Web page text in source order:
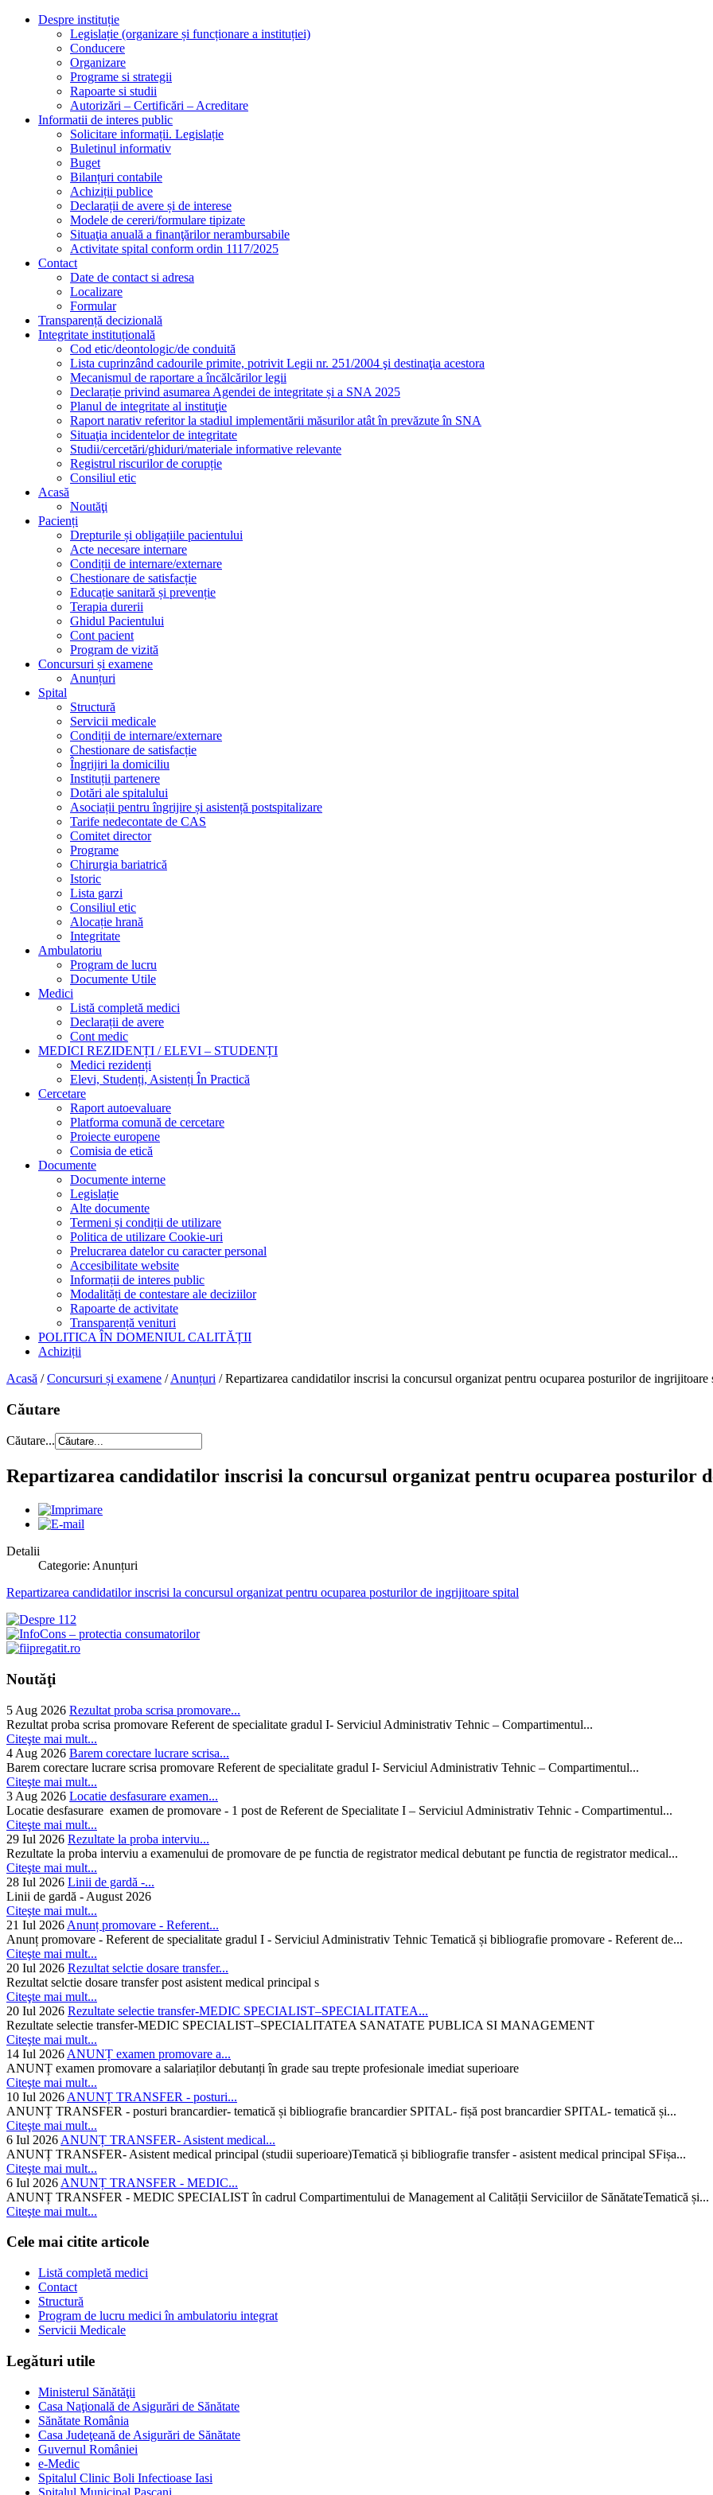
Despre instituție
Legislație (organizare și funcționare a instituției)
Conducere
Organizare
Programe si strategii
Rapoarte si studii
Autorizări – Certificări – Acreditare
Informatii de interes public
Solicitare informații. Legislație
Buletinul informativ
Buget
Bilanțuri contabile
Achiziții publice
Declarații de avere și de interese
Modele de cereri/formulare tipizate
Situaţia anuală a finanţărilor nerambursabile
Activitate spital conform ordin 1117/2025
Contact
Date de contact si adresa
Localizare
Formular
Transparență decizională
Integritate instituțională
Cod etic/deontologic/de conduită
Lista cuprinzând cadourile primite, potrivit Legii nr. 251/2004 şi destinaţia acestora
Mecanismul de raportare a încălcărilor legii
Declarație privind asumarea Agendei de integritate și a SNA 2025
Planul de integritate al instituţie
Raport narativ referitor la stadiul implementării măsurilor atât în prevăzute în SNA
Situaţia incidentelor de integritate
Studii/cercetări/ghiduri/materiale informative relevante
Registrul riscurilor de corupție
Consiliul etic
Acasă
Noutăţi
Pacienți
Drepturile și obligațiile pacientului
Acte necesare internare
Condiții de internare/externare
Chestionare de satisfacție
Educație sanitară și prevenție
Terapia durerii
Ghidul Pacientului
Cont pacient
Program de vizită
Concursuri și examene
Anunțuri
Spital
Structură
Servicii medicale
Condiții de internare/externare
Chestionare de satisfacție
Îngrijiri la domiciliu
Instituții partenere
Dotări ale spitalului
Asociații pentru îngrijire și asistență postspitalizare
Tarife nedecontate de CAS
Comitet director
Programe
Chirurgia bariatrică
Istoric
Lista garzi
Consiliul etic
Alocație hrană
Integritate
Ambulatoriu
Program de lucru
Documente Utile
Medici
Listă completă medici
Declarații de avere
Cont medic
MEDICI REZIDENȚI / ELEVI – STUDENȚI
Medici rezidenți
Elevi, Studenți, Asistenți În Practică
Cercetare
Raport autoevaluare
Platforma comună de cercetare
Proiecte europene
Comisia de etică
Documente
Documente interne
Legislație
Alte documente
Termeni și condiții de utilizare
Politica de utilizare Cookie-uri
Prelucrarea datelor cu caracter personal
Accesibilitate website
Informații de interes public
Modalități de contestare ale deciziilor
Rapoarte de activitate
Transparență venituri
POLITICA ÎN DOMENIUL CALITĂȚII
Achiziții
Acasă /Concursuri și examene /Anunțuri /Repartizarea candidatilor inscrisi la concursul organizat pentru ocuparea posturilor de ingrijitoare
Căutare
Căutare...
Repartizarea candidatilor inscrisi la concursul organizat pentru ocuparea posturilor
Detalii
Categorie: Anunțuri
Repartizarea candidatilor inscrisi la concursul organizat pentru ocuparea posturilor de ingrijitoare spital
Noutăţi
5 Aug 2026 Rezultat proba scrisa promovare...
Rezultat proba scrisa promovare Referent de specialitate gradul I- Serviciul Administrativ Tehnic – Compartimentul...
Citeşte mai mult...
4 Aug 2026 Barem corectare lucrare scrisa...
Barem corectare lucrare scrisa promovare Referent de specialitate gradul I- Serviciul Administrativ Tehnic – Compartimentul...
Citeşte mai mult...
3 Aug 2026 Locatie desfasurare examen...
Locatie desfasurare examen de promovare - 1 post de Referent de Specialitate I – Serviciul Administrativ Tehnic - Compartimentul...
Citeşte mai mult...
29 Iul 2026 Rezultate la proba interviu...
Rezultate la proba interviu a examenului de promovare de pe functia de registrator medical debutant pe functia de registrator medical...
Citeşte mai mult...
28 Iul 2026 Linii de gardă -...
Linii de gardă - August 2026
Citeşte mai mult...
21 Iul 2026 Anunț promovare - Referent...
Anunț promovare - Referent de specialitate gradul I - Serviciul Administrativ Tehnic Tematică și bibliografie promovare - Referent de...
Citeşte mai mult...
20 Iul 2026 Rezultat selctie dosare transfer...
Rezultat selctie dosare transfer post asistent medical principal s
Citeşte mai mult...
20 Iul 2026 Rezultate selectie transfer-MEDIC SPECIALIST–SPECIALITATEA...
Rezultate selectie transfer-MEDIC SPECIALIST–SPECIALITATEA SANATATE PUBLICA SI MANAGEMENT
Citeşte mai mult...
14 Iul 2026 ANUNȚ examen promovare a...
ANUNȚ examen promovare a salariaților debutanți în grade sau trepte profesionale imediat superioare
Citeşte mai mult...
10 Iul 2026 ANUNȚ TRANSFER - posturi...
ANUNȚ TRANSFER - posturi brancardier- tematică și bibliografie brancardier SPITAL- fișă post brancardier SPITAL- tematică și...
Citeşte mai mult...
6 Iul 2026 ANUNȚ TRANSFER- Asistent medical...
ANUNȚ TRANSFER- Asistent medical principal (studii superioare)Tematică și bibliografie transfer - asistent medical principal SFișa...
Citeşte mai mult...
6 Iul 2026 ANUNȚ TRANSFER - MEDIC...
ANUNȚ TRANSFER - MEDIC SPECIALIST în cadrul Compartimentului de Management al Calității Serviciilor de SănătateTematică și...
Citeşte mai mult...
Cele mai citite articole
Listă completă medici
Contact
Structură
Program de lucru medici în ambulatoriu integrat
Servicii Medicale
Legături utile
Ministerul Sănătăţii
Casa Naţională de Asigurări de Sănătate
Sănătate România
Casa Judeţeană de Asigurări de Sănătate
Guvernul României
e-Medic
Spitalul Clinic Boli Infectioase Iasi
Spitalul Municipal Pascani